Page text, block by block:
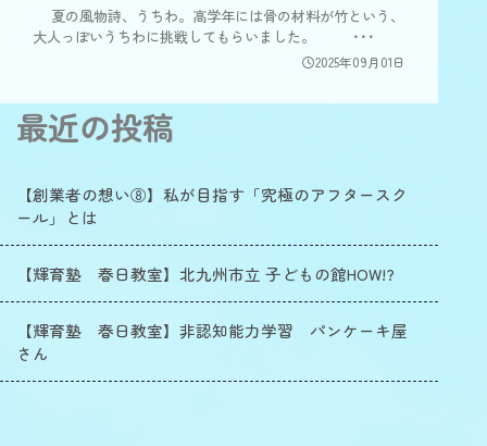
2025年09月01日
夏の風物詩、うちわ。高学年には骨の材料が竹という、
大人っぽいうちわに挑戦してもらいました。 ･･･
最近の投稿
【創業者の想い⑧】私が目指す「究極のアフタースク
ール」とは
【輝育塾 春日教室】北九州市立 子どもの館HOW!?
【輝育塾 春日教室】非認知能力学習 パンケーキ屋
さん